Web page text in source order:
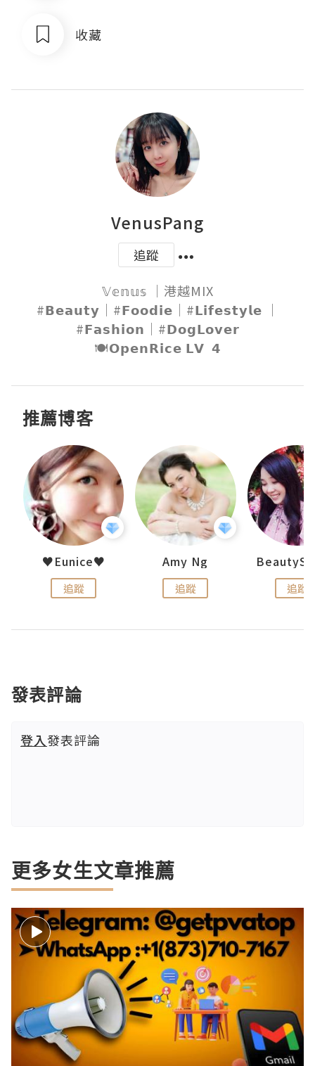
收藏
VenusPang
追蹤
𝕍𝕖𝕟𝕦𝕤 ｜港越MIX
#𝗕𝗲𝗮𝘂𝘁𝘆｜#𝗙𝗼𝗼𝗱𝗶𝗲｜#𝗟𝗶𝗳𝗲𝘀𝘁𝘆𝗹𝗲 ｜
#𝗙𝗮𝘀𝗵𝗶𝗼𝗻｜#𝗗𝗼𝗴𝗟𝗼𝘃𝗲𝗿
🍽𝗢𝗽𝗲𝗻𝗥𝗶𝗰𝗲 𝗟𝗩  𝟰
推薦博客
♥Eunice♥
追蹤
Amy Ng
追蹤 追蹤
發表評論
登入發表評論
更多女生文章推薦